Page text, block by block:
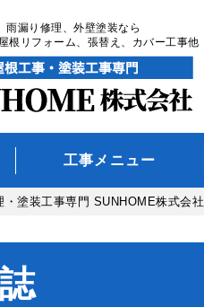
雨漏り修理、外壁塗装なら
根リフォーム、張替え、カバー工事他
工事メニュー
・塗装工事専門 SUNHOME株式会社